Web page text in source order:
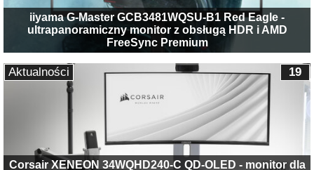
iiyama G-Master GCB3481WQSU-B1 Red Eagle -
ultrapanoramiczny monitor z obsługą HDR i AMD
FreeSync Premium
Corsair XENEON 34WQHD240-C QD-OLED - monitor dla
19
Aktualności